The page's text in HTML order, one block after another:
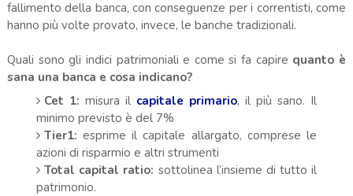
fallimento della banca, con conseguenze per i correntisti, come
hanno più volte provato, invece, le banche tradizionali.
Quali sono gli indici patrimoniali e come si fa capire quanto è
sana una banca e cosa indicano?
Cet 1:misura il capitale primario, il più sano. Il
minimo previsto è del 7%
Tier1:esprime il capitale allargato, comprese le
azioni di risparmio e altri strumenti
Total capital ratio: sottolinea l’insieme di tutto il
patrimonio.